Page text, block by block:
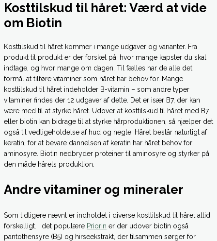
Kosttilskud til håret: Værd at vide
om Biotin
Kosttilskud til håret kommer i mange udgaver og varianter. Fra
produkt til produkt er der forskel på, hvor mange kapsler du skal
indtage, og hvor mange om dagen. Til fælles har de alle det
formål at tilføre vitaminer som håret har behov for. Mange
kosttilskud til håret indeholder B-vitamin – som andre typer
vitaminer findes der 12 udgaver af dette. Det er især B7, der kan
være med til at styrke håret. Udover at kosttilskud til håret med B7
eller biotin kan bidrage til at styrke hårproduktionen, så hjælper det
også til vedligeholdelse af hud og negle. Håret består naturligt af
keratin, for at bevare dannelsen af keratin har håret behov for
aminosyre. Biotin nedbryder proteiner til aminosyre og styrker på
den måde hårets produktion.
Andre vitaminer og mineraler
Som tidligere nævnt er indholdet i diverse kosttilskud til håret altid
forskelligt. I det populære Priorin er der udover biotin også
pantothensyre (B5) og hirseekstrakt, der tilsammen sørger for